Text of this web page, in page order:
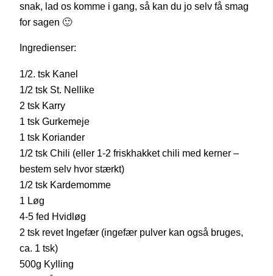
snak, lad os komme i gang, så kan du jo selv få smag
for sagen 🙂
Ingredienser:
1/2. tsk Kanel
1/2 tsk St. Nellike
2 tsk Karry
1 tsk Gurkemeje
1 tsk Koriander
1/2 tsk Chili (eller 1-2 friskhakket chili med kerner –
bestem selv hvor stærkt)
1/2 tsk Kardemomme
1 Løg
4-5 fed Hvidløg
2 tsk revet Ingefær (ingefær pulver kan også bruges,
ca. 1 tsk)
500g Kylling